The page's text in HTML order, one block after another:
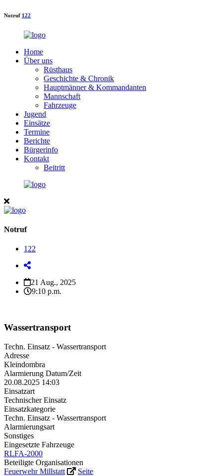
Notruf 122
Home
Über uns
Rüsthaus
Geschichte & Chronik
Hauptmänner & Kommandanten
Mannschaft
Fahrzeuge
Jugend
Einsätze
Termine
Berichte
Bürgerinfo
Kontakt
Beitritt
Notruf
122
21 Aug., 2025
9:10 p.m.
Wassertransport
Techn. Einsatz - Wassertransport
Adresse
Kleindombra
Alarmierung Datum/Zeit
20.08.2025 14:03
Einsatzart
Technischer Einsatz
Einsatzkategorie
Techn. Einsatz - Wassertransport
Alarmierungsart
Sonstiges
Eingesetzte Fahrzeuge
RLFA-2000
Beteiligte Organisationen
Feuerwehr Millstatt
Seite